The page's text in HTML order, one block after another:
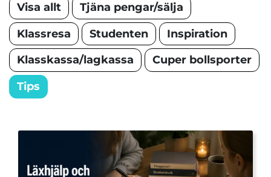
Visa allt Tjäna pengar/sälja
Klassresa Studenten Inspiration
Klasskassa/lagkassa Cuper bollsporter
Tips